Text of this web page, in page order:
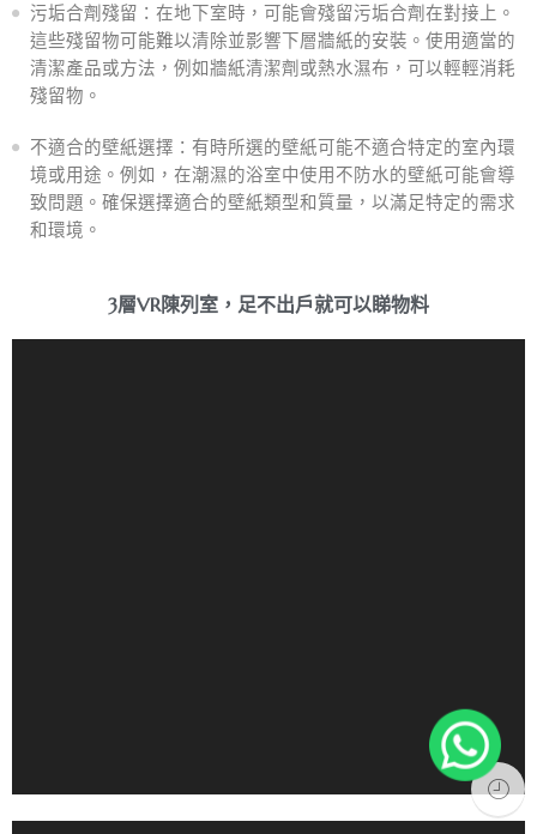
污垢合劑殘留：在地下室時，可能會殘留污垢合劑在對接上。
這些殘留物可能難以清除並影響下層牆紙的安裝。使用適當的
清潔產品或方法，例如牆紙清潔劑或熱水濕布，可以輕輕消耗
殘留物。
不適合的壁紙選擇：有時所選的壁紙可能不適合特定的室內環
境或用途。例如，在潮濕的浴室中使用不防水的壁紙可能會導
致問題。確保選擇適合的壁紙類型和質量，以滿足特定的需求
和環境。
3層VR陳列室，足不出戶就可以睇物料